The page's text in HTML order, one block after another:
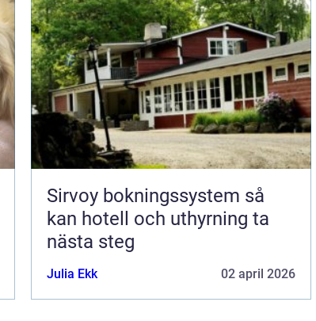
Sirvoy bokningssystem så
kan hotell och uthyrning ta
nästa steg
Julia Ekk 02 april 2026